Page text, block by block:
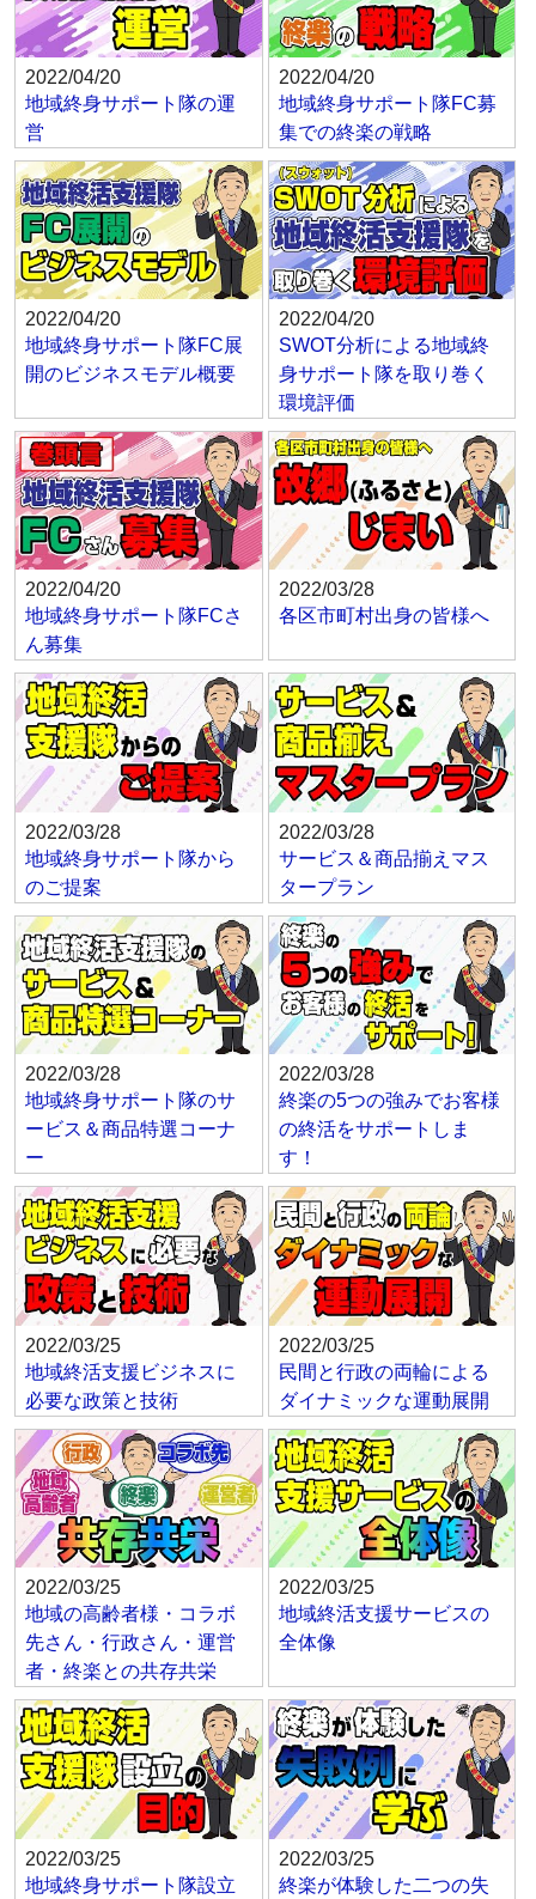
2022/04/20
地域終身サポート隊の運
営
2022/04/20
地域終身サポート隊FC募
集での終楽の戦略
2022/04/20
地域終身サポート隊FC展
開のビジネスモデル概要
2022/04/20
SWOT分析による地域終
身サポート隊を取り巻く
環境評価
2022/04/20
地域終身サポート隊FCさ
ん募集
2022/03/28
各区市町村出身の皆様へ
2022/03/28
地域終身サポート隊から
のご提案
2022/03/28
サービス＆商品揃えマス
タープラン
2022/03/28
地域終身サポート隊のサ
ービス＆商品特選コーナ
ー
2022/03/28
終楽の5つの強みでお客様
の終活をサポートしま
す！
2022/03/25
地域終活支援ビジネスに
必要な政策と技術
2022/03/25
民間と行政の両輪による
ダイナミックな運動展開
2022/03/25
地域の高齢者様・コラボ
先さん・行政さん・運営
者・終楽との共存共栄
2022/03/25
地域終活支援サービスの
全体像
2022/03/25
地域終身サポート隊設立
2022/03/25
終楽が体験した二つの失